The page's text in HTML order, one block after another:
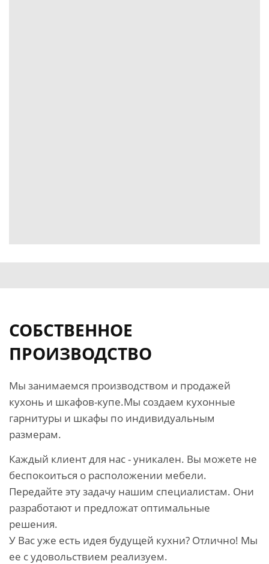
СОБСТВЕННОЕ
ПРОИЗВОДСТВО
Мы занимаемся производством и продажей
кухонь и шкафов-купе.Мы создаем кухонные
гарнитуры и шкафы по индивидуальным
размерам.
Каждый клиент для нас - уникален. Вы можете не
беспокоиться о расположении мебели.
Передайте эту задачу нашим специалистам. Они
разработают и предложат оптимальные
решения.
У Вас уже есть идея будущей кухни? Отлично! Мы
ее с удовольствием реализуем.